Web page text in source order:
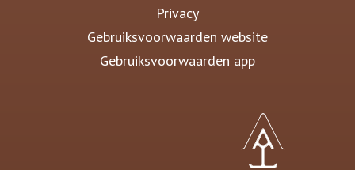
Privacy
Gebruiksvoorwaarden website
Gebruiksvoorwaarden app